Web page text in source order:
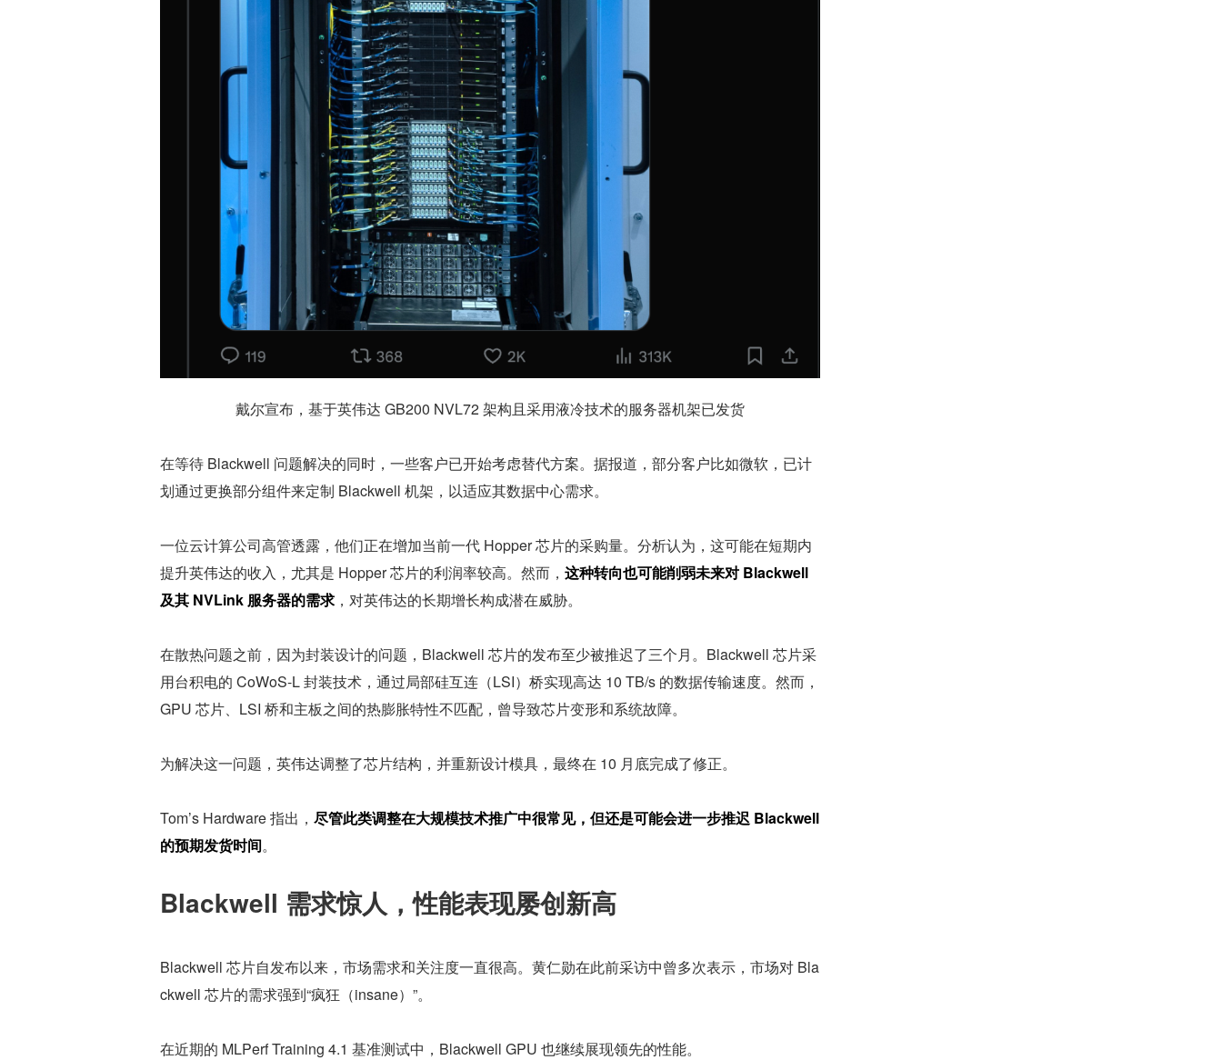
戴尔宣布，基于英伟达 GB200 NVL72 架构且采用液冷技术的服务器机架已发货
在等待 Blackwell 问题解决的同时，一些客户已开始考虑替代方案。据报道，部分客户比如微软，已计
划通过更换部分组件来定制 Blackwell 机架，以适应其数据中心需求。
一位云计算公司高管透露，他们正在增加当前一代 Hopper 芯片的采购量。分析认为，这可能在短期内
提升英伟达的收入，尤其是 Hopper 芯片的利润率较高。然而， 这种转向也可能削弱未来对 Blackwell
及其 NVLink 服务器的需求，对英伟达的长期增长构成潜在威胁。
在散热问题之前，因为封装设计的问题，Blackwell 芯片的发布至少被推迟了三个月。Blackwell 芯片采
用台积电的 CoWoS-L 封装技术，通过局部硅互连（LSI）桥实现高达 10 TB/s 的数据传输速度。然而，
GPU 芯片、LSI 桥和主板之间的热膨胀特性不匹配，曾导致芯片变形和系统故障。
为解决这一问题，英伟达调整了芯片结构，并重新设计模具，最终在 10 月底完成了修正。
Tom’s Hardware 指出， 尽管此类调整在大规模技术推广中很常见，但还是可能会进一步推迟 Blackwell
的预期发货时间。
Blackwell 需求惊人，性能表现屡创新高
Blackwell 芯片自发布以来，市场需求和关注度一直很高。黄仁勋在此前采访中曾多次表示，市场对 Bla
ckwell 芯片的需求强到“疯狂（insane）”。
在近期的 MLPerf Training 4.1 基准测试中，Blackwell GPU 也继续展现领先的性能。